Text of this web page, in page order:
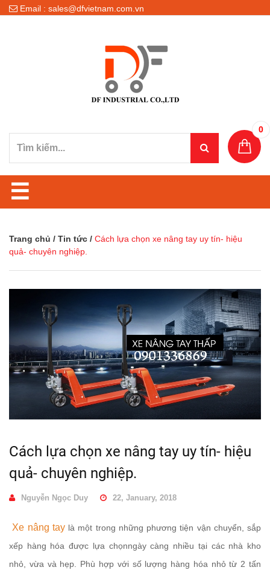
Email : sales@dfvietnam.com.vn
0
☰
Trang chủ / Tin tức / Cách lựa chọn xe nâng tay uy tín- hiệu
quả- chuyên nghiệp.
Cách lựa chọn xe nâng tay uy tín- hiệu
quả- chuyên nghiệp.
Nguyễn Ngọc Duy 22, January, 2018
Xe nâng taylà một trong những phương tiện vận chuyển, sắp
xếp hàng hóa được lựa chọnngày càng nhiều tại các nhà kho
nhỏ, vừa và hẹp. Phù hợp với số lượng hàng hóa nhỏ từ 2 tấn